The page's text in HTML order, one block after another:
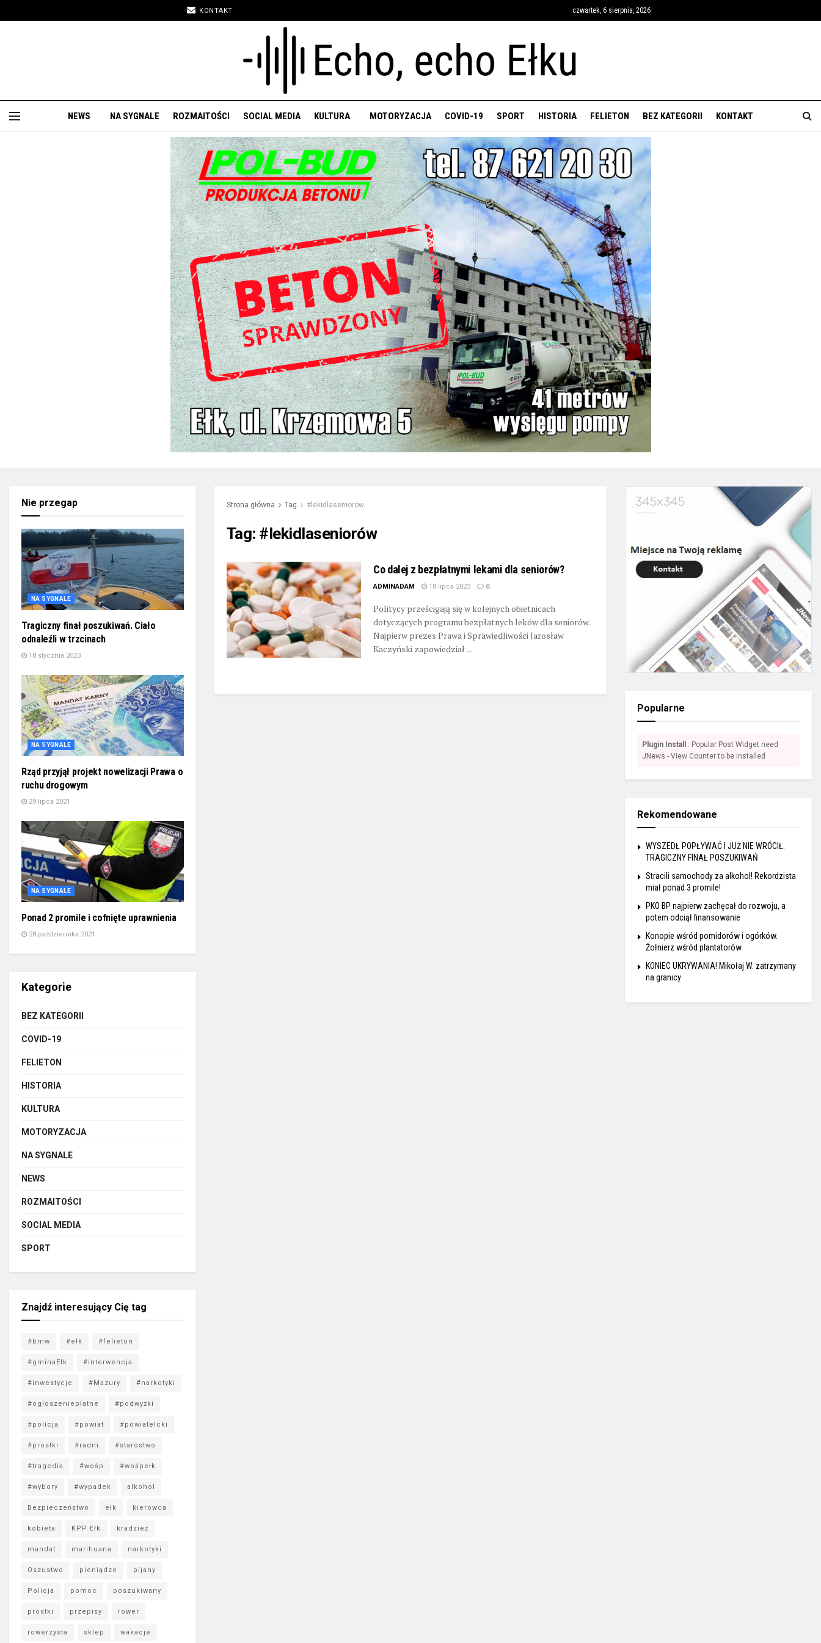
KONTAKT czwartek, 6 sierpnia, 2026
NEWS NA SYGNALE ROZMAITOŚCI SOCIAL MEDIA KULTURA MOTORYZACJA COVID-19 SPORT HISTORIA FELIETON BEZ KATEGORII KONTAKT
Strona główna Tag #lekidlaseniorów
Tag: #lekidlaseniorów
Co dalej z bezpłatnymi lekami dla seniorów?
ADMINADAM 18 lipca 2023 0
Politycy prześcigają się w kolejnych obietnicach
dotyczących programu bezpłatnych leków dla seniorów.
Najpierw prezes Prawa i Sprawiedliwości Jarosław
Kaczyński zapowiedział ...
Nie przegap
NA SYGNALE
Tragiczny finał poszukiwań. Ciało
odnaleźli w trzcinach
18 stycznia 2023
NA SYGNALE
Rząd przyjął projekt nowelizacji Prawa o
ruchu drogowym
29 lipca 2021
NA SYGNALE
Ponad 2 promile i cofnięte uprawnienia
28 października 2021
Kategorie
BEZ KATEGORII
COVID-19
FELIETON
HISTORIA
KULTURA
MOTORYZACJA
NA SYGNALE
NEWS
ROZMAITOŚCI
SOCIAL MEDIA
SPORT
Znajdź interesujący Cię tag
#bmw #ełk #felieton
#gminaEłk #interwencja
#inwestycje #Mazury #narkotyki
#ogłoszeniepłatne #podwyżki
#policja #powiat #powiatełcki
#prostki #radni #starostwo
#tragedia #wośp #wośpełk
#wybory #wypadek alkohol
Bezpieczeństwo ełk kierowca
kobieta KPP Ełk kradzież
mandat marihuana narkotyki
Oszustwo pieniądze pijany
Policja pomoc poszukiwany
prostki przepisy rower
rowerzysta sklep wakacje
Popularne
Plugin Install
: Popular Post Widget need
JNews - View Counter to be installed
Rekomendowane
WYSZEDŁ POPŁYWAĆ I JUŻ NIE WRÓCIŁ.
TRAGICZNY FINAŁ POSZUKIWAŃ
Stracili samochody za alkohol! Rekordzista
miał ponad 3 promile!
PKO BP najpierw zachęcał do rozwoju, a
potem odciął finansowanie
Konopie wśród pomidorów i ogórków.
Żołnierz wśród plantatorów
KONIEC UKRYWANIA! Mikołaj W. zatrzymany
na granicy